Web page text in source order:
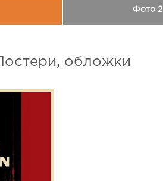
Фото 2
Постери, обложки